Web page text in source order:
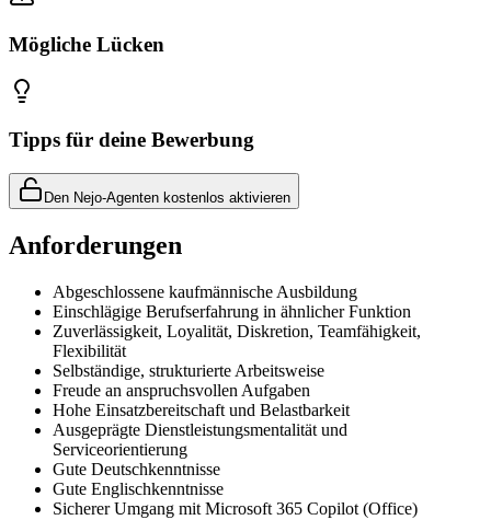
Mögliche Lücken
Tipps für deine Bewerbung
Den Nejo-Agenten kostenlos aktivieren
Anforderungen
Abgeschlossene kaufmännische Ausbildung
Einschlägige Berufserfahrung in ähnlicher Funktion
Zuverlässigkeit, Loyalität, Diskretion, Teamfähigkeit,
Flexibilität
Selbständige, strukturierte Arbeitsweise
Freude an anspruchsvollen Aufgaben
Hohe Einsatzbereitschaft und Belastbarkeit
Ausgeprägte Dienstleistungsmentalität und
Serviceorientierung
Gute Deutschkenntnisse
Gute Englischkenntnisse
Sicherer Umgang mit Microsoft 365 Copilot (Office)